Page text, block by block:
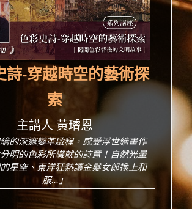
詩-穿越時空的藝術探
索
主講人 黃璿恩
繪的深邃變革啟程，感受浮世繪畫作
明的色彩所織就的詩意！自然光暈
星空、東洋狂熱讓金髮女郎換上和
服...」